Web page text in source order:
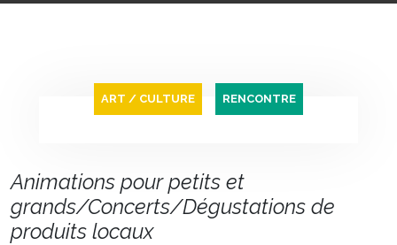
ART / CULTURE RENCONTRE
Animations pour petits et
grands/Concerts/Dégustations de
produits locaux